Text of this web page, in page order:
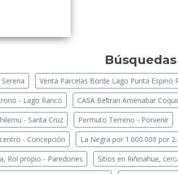
Venta Parcelas Borde Lago Punta Espino
- Lago Ranco CASA Beltran Amenabar
- Santa Cruz Permuto Terreno - Porvenir
- Concepción La Negra por 1.000.000 por
Rol propio - Paredones Sitios en Riñinahue,